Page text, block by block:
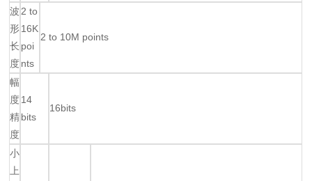
波
形
长
度
2 to
16K
poi
nts
2 to 10M points
幅
度
精
度
14
bits
16bits
小
上